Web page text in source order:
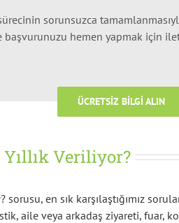
sorunsuzca
hemen yapmak için
ÜCRETSIZ BILGI ALIN
Veriliyor?
? sorusu, en sık karşılaştığımız
aile veya arkadaş ziyareti, fuar,